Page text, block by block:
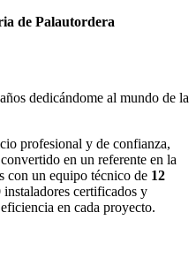
de Palautordera
dedicándome al mundo de la
profesional y de confianza,
en un referente en la
con un equipo técnico de 12
certificados y
en cada proyecto.